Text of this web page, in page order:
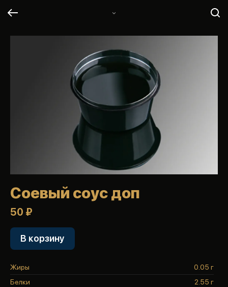
Соевый соус доп
50 ₽
В корзину
Жиры
0.05 г
Белки
2.55 г